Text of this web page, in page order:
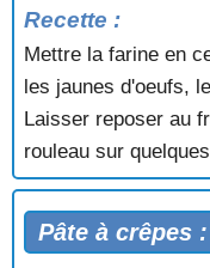
Recette :
Mettre la farine en
les jaunes d'oeufs,
Laisser reposer au
rouleau sur
Pâte à crêpes :